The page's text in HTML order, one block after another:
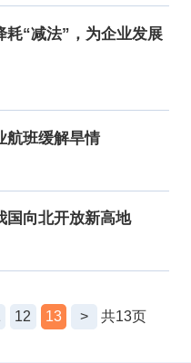
耗“减法”，为企业发展
航班缓解旱情
国向北开放新高地
12 13 > 共13页